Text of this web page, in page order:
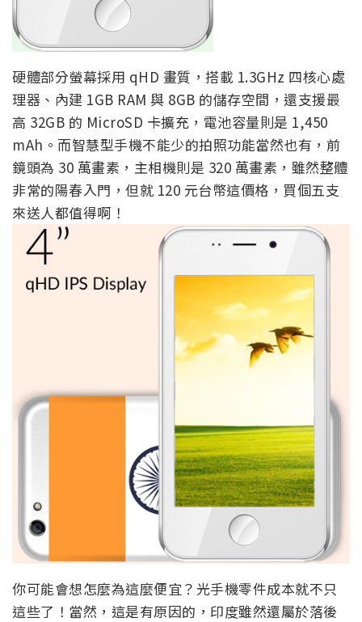
硬體部分螢幕採用 qHD 畫質，搭載 1.3GHz 四核心處
理器、內建 1GB RAM 與 8GB 的儲存空間，還支援最
高 32GB 的 MicroSD 卡擴充，電池容量則是 1,450
mAh。而智慧型手機不能少的拍照功能當然也有，前
鏡頭為 30 萬畫素，主相機則是 320 萬畫素，雖然整體
非常的陽春入門，但就 120 元台幣這價格，買個五支
來送人都值得啊！
你可能會想怎麼為這麼便宜？光手機零件成本就不只
這些了！當然，這是有原因的，印度雖然還屬於落後